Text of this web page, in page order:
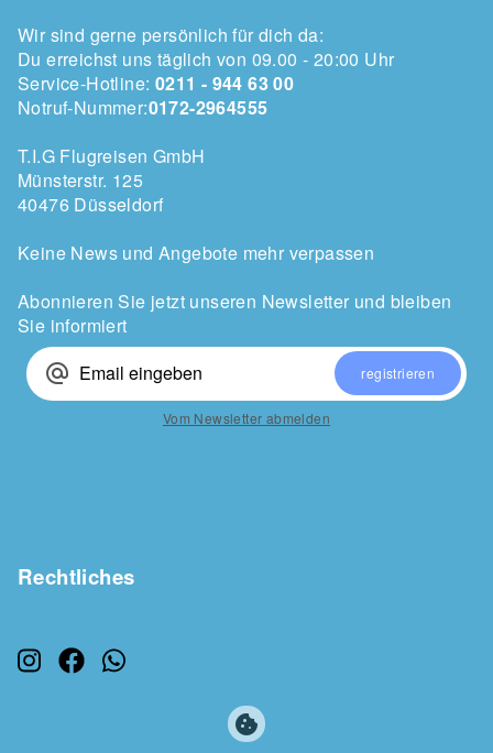
Wir sind gerne persönlich für dich da:
Du erreichst uns täglich von 09.00 - 20:00 Uhr
Service-Hotline: 0211 - 944 63 00
Notruf-Nummer:0172-2964555
T.I.G Flugreisen GmbH
Münsterstr. 125
40476 Düsseldorf
Keine News und Angebote mehr verpassen
Abonnieren Sie jetzt unseren Newsletter und bleiben
Sie informiert
alternate_email registrieren
Vom Newsletter abmelden
Rechtliches
cookie